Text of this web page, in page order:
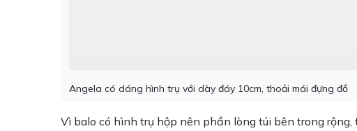
Angela có dáng hình trụ với dày đáy 10cm, thoải mái đựng đồ
Vì balo có hình trụ hộp nên phần lòng túi bên trong